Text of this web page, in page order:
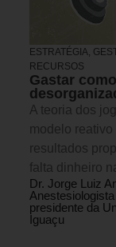
ESTRATÉGIA,
RECURSOS
Gastar
A teoria dos
modelo
resultados
falta dinheiro
Dr. Jorge Luiz
presidente da
Iguaçu